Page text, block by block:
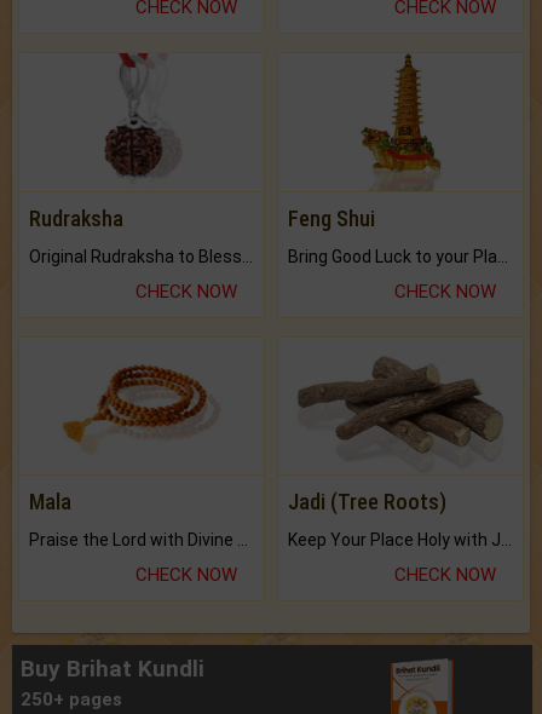
CHECK NOW CHECK NOW
Rudraksha
CHECK NOW
Feng Shui
CHECK NOW
Mala
Praise the Lord with Divine Energies of Mala.
CHECK NOW
Jadi (Tree Roots)
Keep Your Place Holy with Jadi.
CHECK NOW
Buy Brihat Kundli
250+ pages